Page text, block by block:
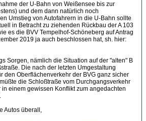
der U-Bahn von Weißensee bis zur
und dem dann natürlich noch
Umstieg von Autofahrern in die U-Bahn sollte
in Betracht zu ziehenden Rückbau der A 103
es die BVV Tempelhof-Schöneberg auf Antrag
2019 ja auch beschlossen hat, sh. hier:
Sorgen, nämlich die Situation auf der "alten" B
Die nach der letzten Umgestaltung
den Oberflächenverkehr der BVG ganz sicher
die Schloßtraße vom Durchgangsverkehr
einem gewissen Konflikt zum angedachten
Autos überall,